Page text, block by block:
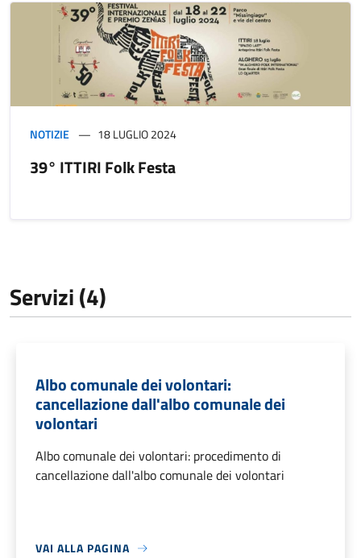
NOTIZIE 18 LUGLIO 2024
39° ITTIRI Folk Festa
Servizi (4)
Albo comunale dei volontari:
cancellazione dall'albo comunale dei
volontari
Albo comunale dei volontari: procedimento di
cancellazione dall'albo comunale dei volontari
VAI ALLA PAGINA